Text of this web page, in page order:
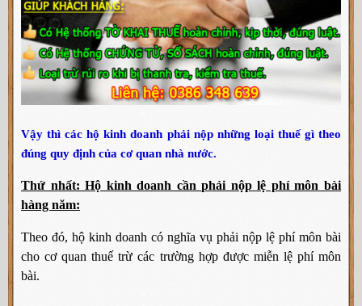
Vậy thì các hộ kinh doanh phải nộp những loại thuế gì theo
đúng quy định của cơ quan nhà nước.
Thứ nhất: Hộ kinh doanh cần phải nộp lệ phí môn bài
hàng năm:
Theo đó, hộ kinh doanh có nghĩa vụ phải nộp lệ phí môn bài
cho cơ quan thuế trừ các trường hợp được miễn lệ phí môn
bài.